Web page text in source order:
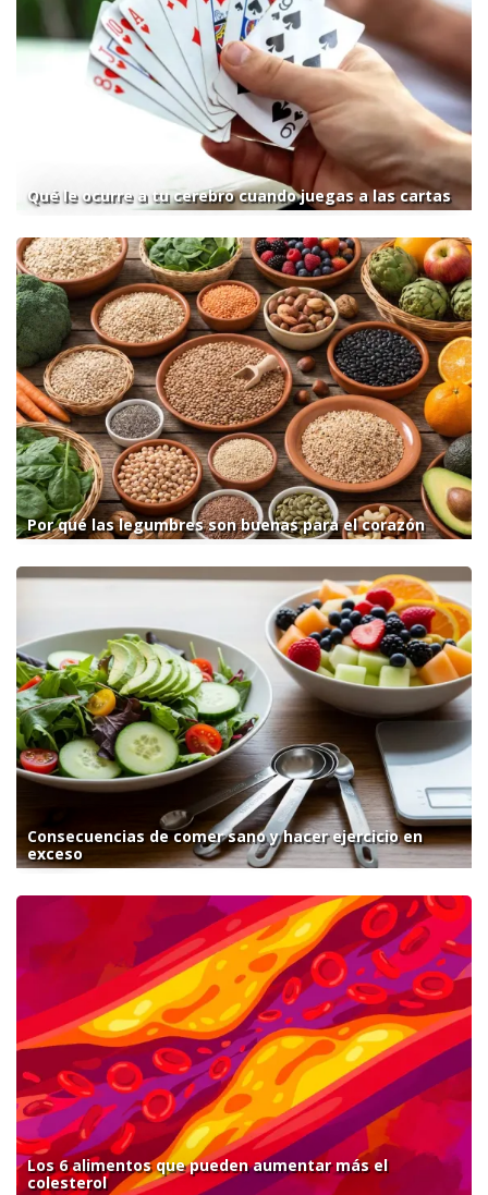
Qué le ocurre a tu cerebro cuando juegas a las cartas
Por qué las legumbres son buenas para el corazón
Consecuencias de comer sano y hacer ejercicio en
exceso
Los 6 alimentos que pueden aumentar más el
colesterol